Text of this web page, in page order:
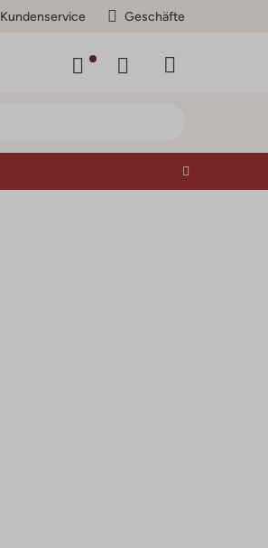
Kundenservice Geschäfte